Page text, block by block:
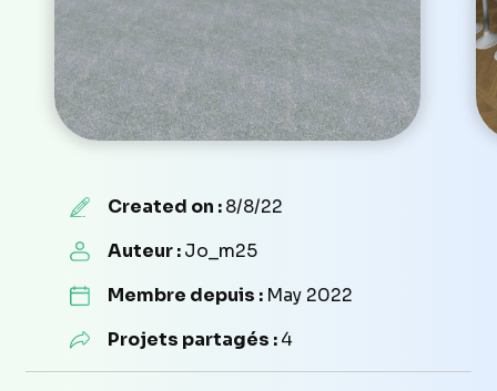
Created on :8/8/22
Auteur :Jo_m25
Membre depuis : May 2022
Projets partagés :4